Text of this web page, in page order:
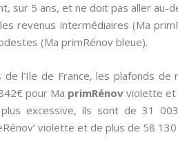
sur 5 ans, et ne doit pas aller
revenus intermédiaires (Ma
(Ma primRénov bleue).
de l’Ile de France, les plafonds
pour Ma primRénov violette et
excessive, ils sont de 31
violette et de plus de 58